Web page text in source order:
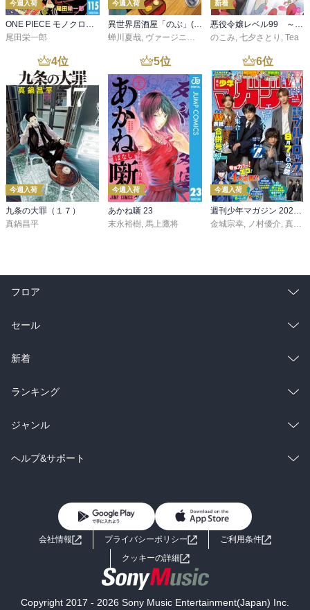
今週入荷
ONE PIECE モノクロ版 115
尾田栄一郎
今週入荷
異世界居酒屋「のぶ」(22)
蝉川夏哉, ヴァージニア二等兵 ,転
新着
悪役令嬢レベル99 ～私は裏ボスですが魔王ではありません～ その６
のこみ, 七夕さとり , Tea
4位
今週入荷
九条の大罪（１７）
真鍋昌平
5位
今週入荷
あかね噺 23
末永裕樹, 馬上鷹将
6位
今週入荷
週刊少年マガジン 2026年36・37号[2026年8月5日発売]
金城宗幸, ノ村優介, 真島ヒロ
フロア
総合
ラノベ
雑誌・グラビア
BL・TL
セール
総合
ラノベ
雑誌・グラビア
BL・TL
新着
総合
ラノベ
雑誌・グラビア
ランキング
総合
ラノベ
ジャンル
コミック
ライトノベル 男子向けラノベ
小説
海外小説
ヘルプ&サポート
よくあるご質問 お問い合わせ
会社情報 プライバシーポリシー
ご利用条件
クッキーの詳細
Copyright 2017 - 2026 Sony Music Entertainment(Japan) Inc.